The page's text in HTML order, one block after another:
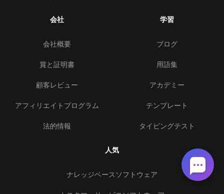
会社
会社概要
賞と証明書
顧客レビュー
アフィリエイトプログラム
法的情報
学習
ブログ
用語集
アカデミー
テンプレート
タイピングテスト
人気
ナレッジベースソフトウェア